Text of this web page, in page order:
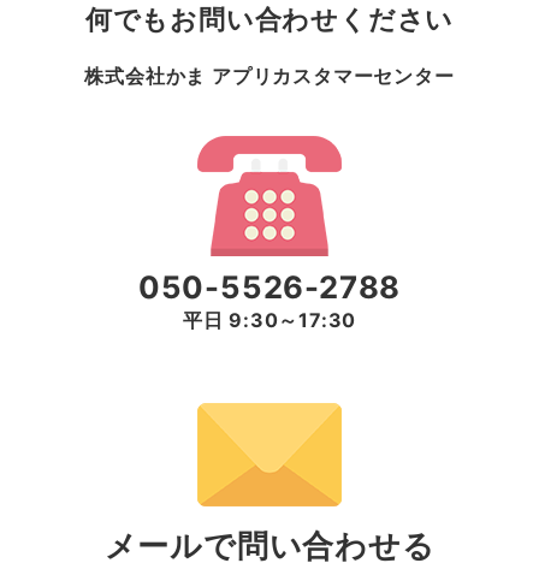
何でもお問い合わせください
株式会社かま アプリカスタマーセンター
050-5526-2788
平日 9:30～17:30
メールで問い合わせる